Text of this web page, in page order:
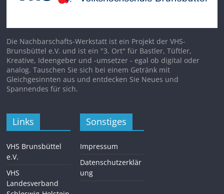
Die Nachbarschafts-Werkstatt ist ein Projekt der VHS-
Brunsbüttel e.V. und ist ein "3. Ort" für Bastler, Tüftler,
Kreative, Ideengeber und -umsetzer - egal ob digital oder
analog. Tauschen Sie sich bei einem Getränk mit
Gleichgesinnten aus und entdecken Sie Neues und
Spannendes für sich.
Links
VHS Brunsbüttel
e.V.
VHS
Landesverband
Sonstiges
Impressum
Datenschutzerklär
ung